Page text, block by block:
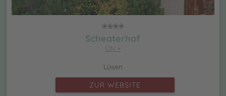
Scheaterhof
CIN +
Lüsen
ZUR WEBSITE